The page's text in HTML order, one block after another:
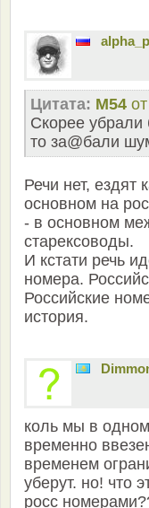
Цитата: M54 от
Скорее убрали
то за@бали
Речи нет, ездят
основном на
- в основном
старексоводы.
И кстати речь
номера.
Российские
история.
коль мы в
временно
временем
уберут. но! что
росс